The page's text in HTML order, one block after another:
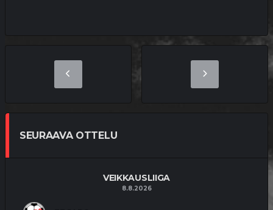
SEURAAVA OTTELU
VEIKKAUSLIIGA
8.8.2026